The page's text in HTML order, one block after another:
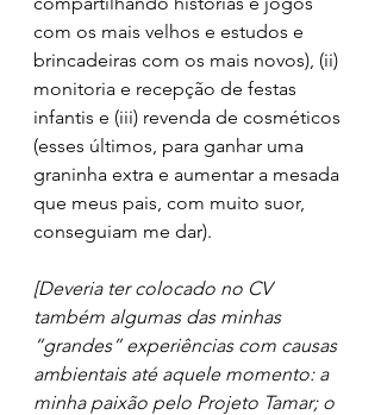
com os mais velhos e estudos e
brincadeiras com os mais novos), (ii)
monitoria e recepção de festas
infantis e (iii) revenda de cosméticos
(esses últimos, para ganhar uma
graninha extra e aumentar a mesada
que meus pais, com muito suor,
conseguiam me dar).
[Deveria ter colocado no CV
também algumas das minhas
“grandes” experiências com causas
ambientais até aquele momento: a
minha paixão pelo Projeto Tamar; o